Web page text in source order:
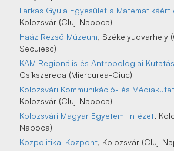
Farkas Gyula Egyesület a
Kolozsvár (Cluj-Napoca)
Haáz Rezső Múzeum, Székelyudvarhely
Secuiesc)
KAM Regionális és Antropológiai
Csíkszereda (Miercurea-Ciuc)
Kolozsvári Kommunikáció- és
Kolozsvár (Cluj-Napoca)
Kolozsvári Magyar Egyetemi Intézet,
Napoca)
Közpolitikai Központ, Kolozsvár (Cluj-